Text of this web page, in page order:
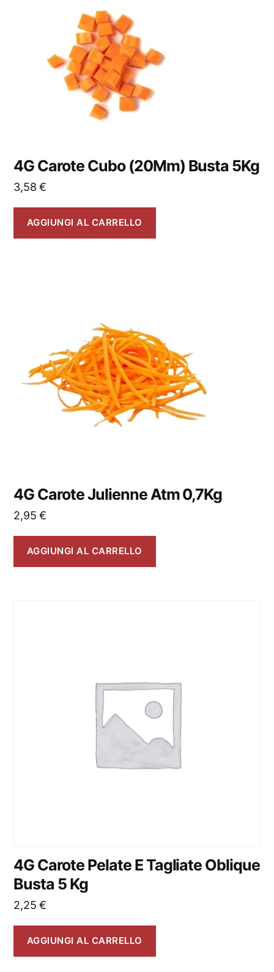
4G Carote Cubo (20Mm) Busta 5Kg
3,58€
AGGIUNGI AL CARRELLO
4G Carote Julienne Atm 0,7Kg
2,95€
AGGIUNGI AL CARRELLO
4G Carote Pelate E Tagliate Oblique
Busta 5 Kg
2,25€
AGGIUNGI AL CARRELLO